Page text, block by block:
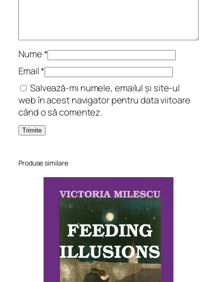
E
t
i
c
V
e
r
s
r
Nume*
Email*
Salvează-mi numele, emailul și site-ul
web în acest navigator pentru data viitoare
când o să comentez.
Produse similare